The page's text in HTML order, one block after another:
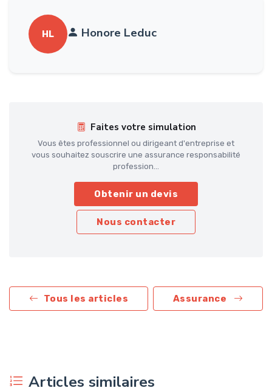
HL Honore Leduc
Faites votre simulation
Vous êtes professionnel ou dirigeant d'entreprise et
vous souhaitez souscrire une assurance responsabilité
profession...
Obtenir un devis
Nous contacter
Tous les articles Assurance
Articles similaires